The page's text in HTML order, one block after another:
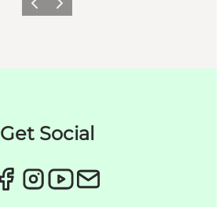
ForrigeNeste
Get Social